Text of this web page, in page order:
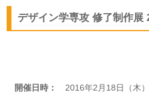
デザイン学専攻 修了制作展
開催日時： 2016年2月18日（木